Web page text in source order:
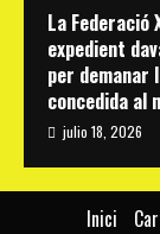
La Federació
expedient
per demanar
concedida al
julio 18, 2026
Inici